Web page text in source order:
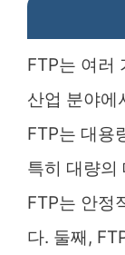
FTP는 여러
산업 분야에
FTP는 대용
특히 대량의
FTP는 안정
다. 둘째,